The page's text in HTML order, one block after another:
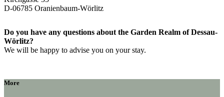
D-06785 Oranienbaum-Wörlitz
Do you have any questions about the Garden Realm of Dessau-
Wörlitz?
We will be happy to advise you on your stay.
More